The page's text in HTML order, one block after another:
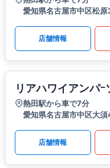
愛知県名古屋市中区松
店舗情報
リアハワイアンパ
熱田駅から車で7分
愛知県名古屋市中区大
店舗情報